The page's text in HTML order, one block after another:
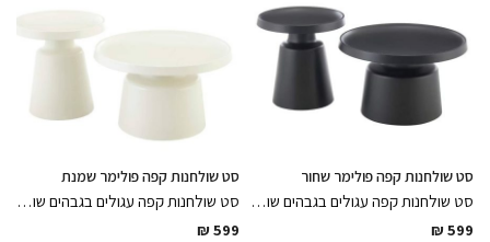
סט שולחנות קפה פולימר שחור
סט שולחנות קפה עגולים בגבהים שונים בצבע שחור עשויים פולימר עמידים לתנאי חוץ בגימורים מושלמים
₪ 599
סט שולחנות קפה פולימר שמנת
סט שולחנות קפה עגולים בגבהים שונים בצבע לבן עשויים פולימר עמידים לתנאי חוץ בגימורים מושלמים
₪ 599